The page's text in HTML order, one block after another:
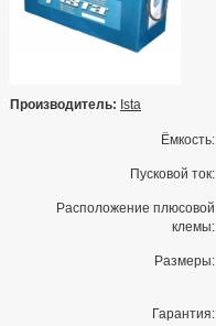
Производитель: Ista
Ёмкость:
Пусковой ток:
Расположение плюсовой
клемы:
Размеры:
Гарантия: